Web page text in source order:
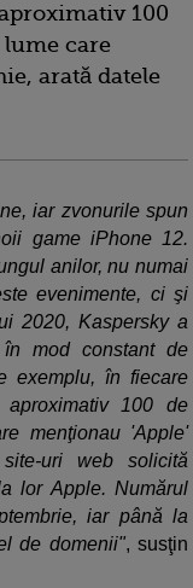
100
care
arată datele
iar zvonurile spun
game iPhone 12.
anilor, nu numai
evenimente, ci şi
2020, Kaspersky a
mod constant de
exemplu, în fiecare
100 de
menţionau 'Apple'
uri web solicită
lor Apple. Numărul
iar până la
de domenii", susţin